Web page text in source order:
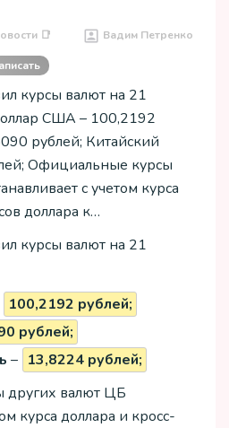
📑 Вадим Петренко
курсы валют на 21
США – 100,2192
рублей; Китайский
Официальные курсы
с учетом курса
доллара к…
курсы валют на 21
100,2192 рублей;
рублей;
– 13,8224 рублей;
валют ЦБ
курса доллара и кросс-